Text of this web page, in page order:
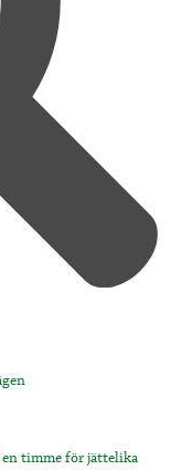
timme för jättelika